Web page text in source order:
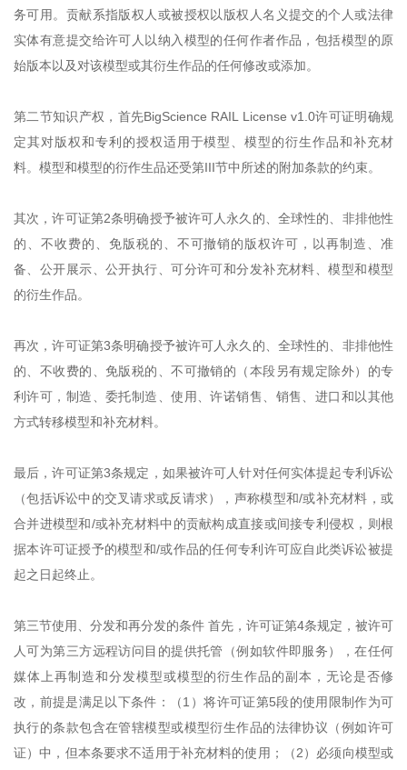
务可用。贡献系指版权人或被授权以版权人名义提交的个人或法律
实体有意提交给许可人以纳入模型的任何作者作品，包括模型的原
始版本以及对该模型或其衍生作品的任何修改或添加。
第二节知识产权，首先BigScience RAIL License v1.0许可证明确规
定其对版权和专利的授权适用于模型、模型的衍生作品和补充材
料。模型和模型的衍作生品还受第III节中所述的附加条款的约束。
其次，许可证第2条明确授予被许可人永久的、全球性的、非排他性
的、不收费的、免版税的、不可撤销的版权许可，以再制造、准
备、公开展示、公开执行、可分许可和分发补充材料、模型和模型
的衍生作品。
再次，许可证第3条明确授予被许可人永久的、全球性的、非排他性
的、不收费的、免版税的、不可撤销的（本段另有规定除外）的专
利许可，制造、委托制造、使用、许诺销售、销售、进口和以其他
方式转移模型和补充材料。
最后，许可证第3条规定，如果被许可人针对任何实体提起专利诉讼
（包括诉讼中的交叉请求或反请求），声称模型和/或补充材料，或
合并进模型和/或补充材料中的贡献构成直接或间接专利侵权，则根
据本许可证授予的模型和/或作品的任何专利许可应自此类诉讼被提
起之日起终止。
第三节使用、分发和再分发的条件 首先，许可证第4条规定，被许可
人可为第三方远程访问目的提供托管（例如软件即服务），在任何
媒体上再制造和分发模型或模型的衍生作品的副本，无论是否修
改，前提是满足以下条件：（1）将许可证第5段的使用限制作为可
执行的条款包含在管辖模型或模型衍生作品的法律协议（例如许可
证）中，但本条要求不适用于补充材料的使用；（2）必须向模型或